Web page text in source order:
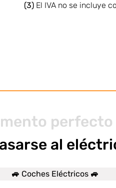
(3) El IVA no se incluye
perfecto
al
🚙 Coches Eléctricos 🚙